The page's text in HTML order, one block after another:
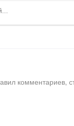
комментариев,